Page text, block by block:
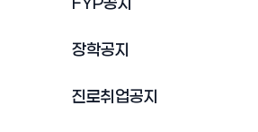
장학공지
진로취업공지